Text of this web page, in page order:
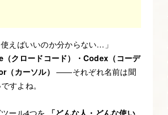
えばいいのか分からない…」
クロードコード）・Codex（コーデ
カーソル） ——それぞれ名前は聞
すよね。